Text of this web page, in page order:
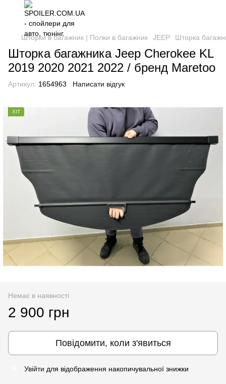
Шторки в багажник | Полки в багажник JEEP Шторка
Шторка багажника Jeep Cherokee KL
2019 2020 2021 2022 / бренд Maretoo
Артикул: 1654963 Написати відгук
ХІТ
Немає в наявності
2 900 грн
Повідомити, коли з'явиться
Увійти для відображення накопичувальної знижки